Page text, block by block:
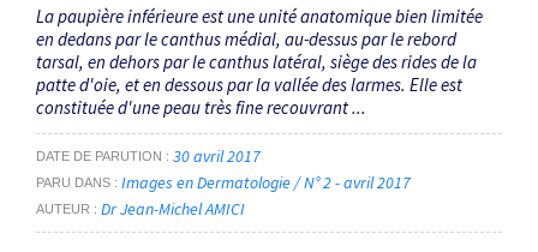
La paupière inférieure est une unité anatomique bien limitée
en dedans par le canthus médial, au-dessus par le rebord
tarsal, en dehors par le canthus latéral, siège des rides de la
patte d'oie, et en dessous par la vallée des larmes. Elle est
constituée d'une peau très fine recouvrant ...
DATE DE PARUTION 30 avril 2017
PARU DANS Images en Dermatologie / N° 2 - avril 2017
AUTEUR Dr Jean-Michel AMICI